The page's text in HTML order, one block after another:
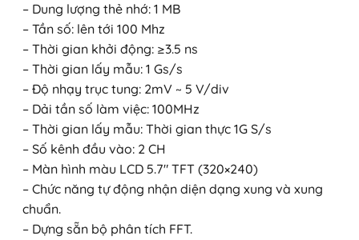
– Dung lượng thẻ nhớ: 1 MB
– Tần số: lên tới 100 Mhz
– Thời gian khởi động: ≥3.5 ns
– Thời gian lấy mẫu: 1 Gs/s
– Độ nhạy trục tung: 2mV ~ 5 V/div
– Dải tần số làm việc: 100MHz
– Thời gian lấy mẫu: Thời gian thực 1G S/s
– Số kênh đầu vào: 2 CH
– Màn hình màu LCD 5.7″ TFT (320×240)
– Chức năng tự động nhận diện dạng xung và xung
chuẩn.
– Dựng sẵn bộ phân tích FFT.